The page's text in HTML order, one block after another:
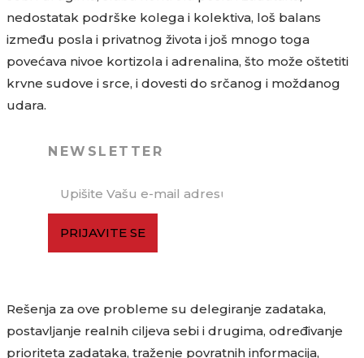
nedostatak podrške kolega i kolektiva, loš balans
između posla i privatnog života i još mnogo toga
povećava nivoe kortizola i adrenalina, što može oštetiti
krvne sudove i srce, i dovesti do srčanog i moždanog
udara.
NEWSLETTER
PRIJAVITE SE
Rešenja za ove probleme su delegiranje zadataka,
postavljanje realnih ciljeva sebi i drugima, određivanje
prioriteta zadataka, traženje povratnih informacija,